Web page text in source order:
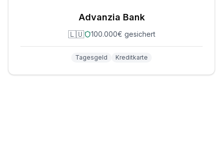
Advanzia Bank
🇱🇺 100.000€ gesichert
Tagesgeld Kreditkarte